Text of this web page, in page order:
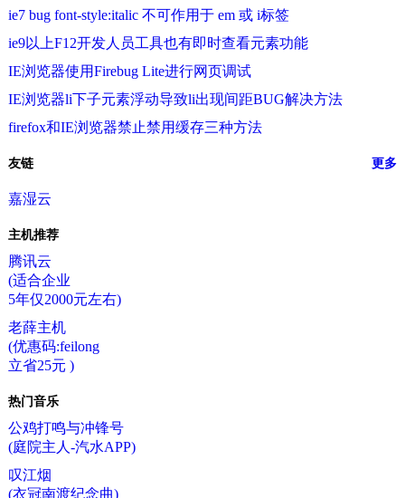
ie7 bug font-style:italic 不可作用于 em 或 i标签
ie9以上F12开发人员工具也有即时查看元素功能
IE浏览器使用Firebug Lite进行网页调试
IE浏览器li下子元素浮动导致li出现间距BUG解决方法
firefox和IE浏览器禁止禁用缓存三种方法
友链 更多
嘉湿云
主机推荐
腾讯云
(适合企业
5年仅2000元左右)
老薛主机
(优惠码:feilong
立省25元 )
热门音乐
公鸡打鸣与冲锋号
(庭院主人-汽水APP)
叹江烟
(衣冠南渡纪念曲)